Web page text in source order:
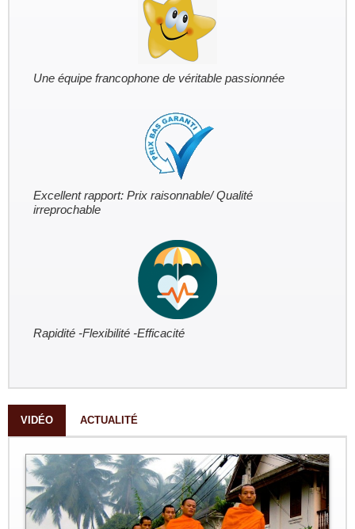
Une équipe francophone de véritable passionnée
Excellent rapport: Prix raisonnable/ Qualité
irreprochable
Rapidité -Flexibilité -Efficacité
VIDÉO ACTUALITÉ